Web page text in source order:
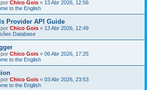
Chico Gois « 13 Abr 2026, 12:56
to the English
Provider API Guide
Chico Gois « 13 Abr 2026, 12:49
Database
Chico Gois « 06 Abr 2026, 17:25
to the English
Chico Gois « 03 Abr 2026, 23:53
to the English